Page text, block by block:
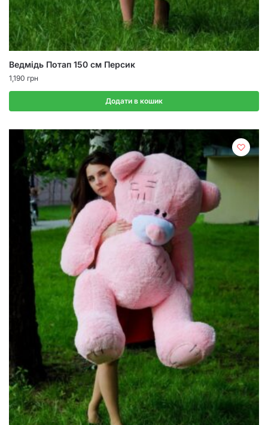
Ведмідь Потап 150 см Персик
1,190 грн
Додати в кошик